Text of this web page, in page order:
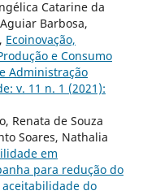
Catarine da
Barbosa,
Ecoinovação,
e Consumo
Administração
v. 11 n. 1 (2021):
Renata de Souza
Soares, Nathalia
em
para redução do
do